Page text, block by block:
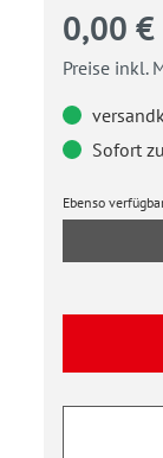
0,00 €
Preise inkl.
Sofort
Ebenso